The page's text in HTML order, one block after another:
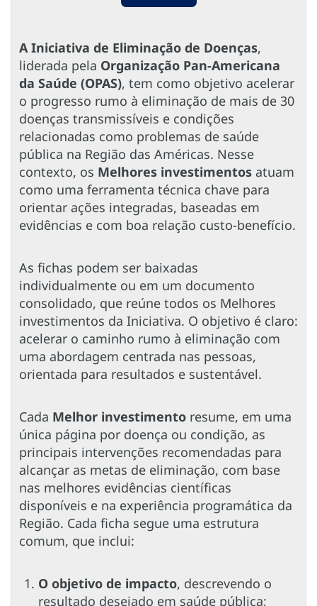
A Iniciativa de Eliminação de Doenças,
liderada pela Organização Pan-Americana
da Saúde (OPAS), tem como objetivo acelerar
o progresso rumo à eliminação de mais de 30
doenças transmissíveis e condições
relacionadas como problemas de saúde
pública na Região das Américas. Nesse
contexto, os Melhores investimentos atuam
como uma ferramenta técnica chave para
orientar ações integradas, baseadas em
evidências e com boa relação custo-benefício.
As fichas podem ser baixadas
individualmente ou em um documento
consolidado, que reúne todos os Melhores
investimentos da Iniciativa. O objetivo é claro:
acelerar o caminho rumo à eliminação com
uma abordagem centrada nas pessoas,
orientada para resultados e sustentável.
Cada Melhor investimento resume, em uma
única página por doença ou condição, as
principais intervenções recomendadas para
alcançar as metas de eliminação, com base
nas melhores evidências científicas
disponíveis e na experiência programática da
Região. Cada ficha segue uma estrutura
comum, que inclui:
O objetivo de impacto, descrevendo o
resultado desejado em saúde pública;